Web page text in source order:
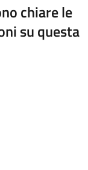
chiare le
su questa